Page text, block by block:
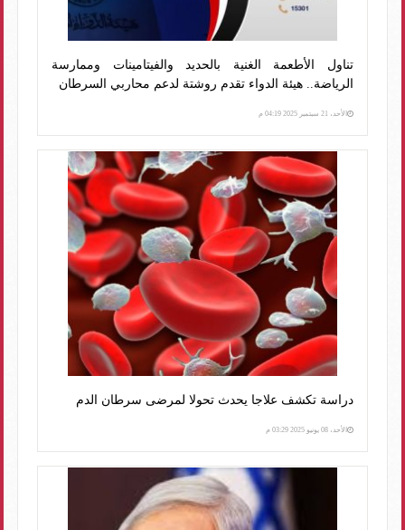
تناول الأطعمة الغنية بالحديد والفيتامينات وممارسة
الرياضة.. هيئة الدواء تقدم روشتة لدعم محاربي السرطان
الأحد، 21 سبتمبر 2025 04:19 م
دراسة تكشف علاجا يحدث تحولا لمرضى سرطان الدم
الأحد، 08 يونيو 2025 03:29 م